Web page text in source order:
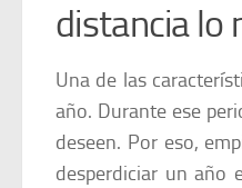
distancia lo
Una de las
año. Durante ese
deseen. Por eso,
desperdiciar un año